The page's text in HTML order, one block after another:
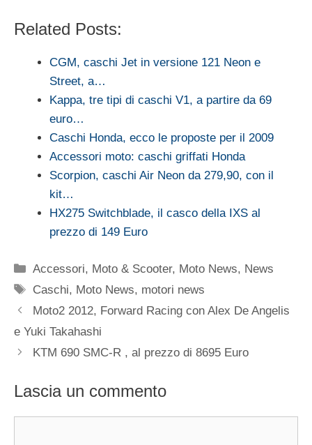
Related Posts:
CGM, caschi Jet in versione 121 Neon e
Street, a…
Kappa, tre tipi di caschi V1, a partire da 69
euro…
Caschi Honda, ecco le proposte per il 2009
Accessori moto: caschi griffati Honda
Scorpion, caschi Air Neon da 279,90, con il
kit…
HX275 Switchblade, il casco della IXS al
prezzo di 149 Euro
Categorie
Accessori, Moto & Scooter, Moto News, News
Tag
Caschi, Moto News, motori news
Moto2 2012, Forward Racing con Alex De Angelis
e Yuki Takahashi
KTM 690 SMC-R , al prezzo di 8695 Euro
Lascia un commento